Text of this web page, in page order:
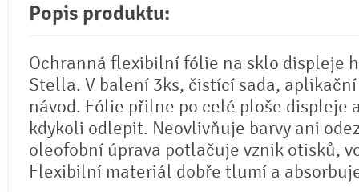
Popis produktu:
Ochranná flexibilní fólie na sklo displeje
Stella. V balení 3ks, čistící sada,
návod. Fólie přilne po celé ploše displeje
kdykoli odlepit. Neovlivňuje barvy ani
oleofobní úprava potlačuje vznik otisků,
Flexibilní materiál dobře tlumí a